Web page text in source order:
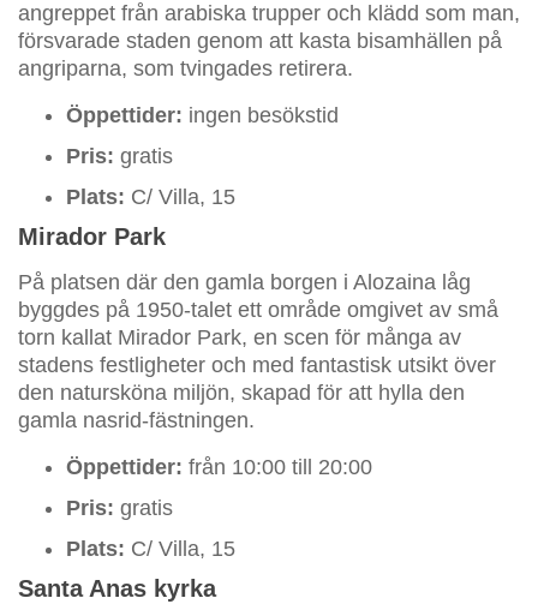
angreppet från arabiska trupper och klädd som man,
försvarade staden genom att kasta bisamhällen på
angriparna, som tvingades retirera.
Öppettider: ingen besökstid
Pris: gratis
Plats: C/ Villa, 15
Mirador Park
På platsen där den gamla borgen i Alozaina låg
byggdes på 1950-talet ett område omgivet av små
torn kallat Mirador Park, en scen för många av
stadens festligheter och med fantastisk utsikt över
den natursköna miljön, skapad för att hylla den
gamla nasrid-fästningen.
Öppettider: från 10:00 till 20:00
Pris: gratis
Plats: C/ Villa, 15
Santa Anas kyrka